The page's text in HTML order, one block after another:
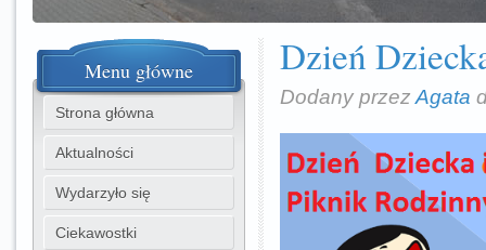
Dzień
Dodany przez Agata
Menu główne
Strona główna
Aktualności
Wydarzyło się
Ciekawostki